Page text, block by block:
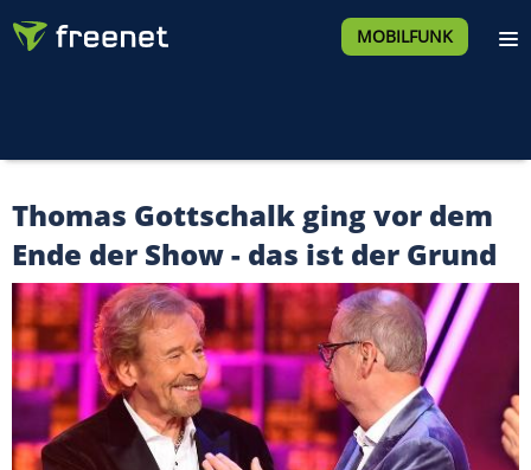
MOBILFUNK
Thomas Gottschalk ging vor dem
Ende der Show - das ist der Grund